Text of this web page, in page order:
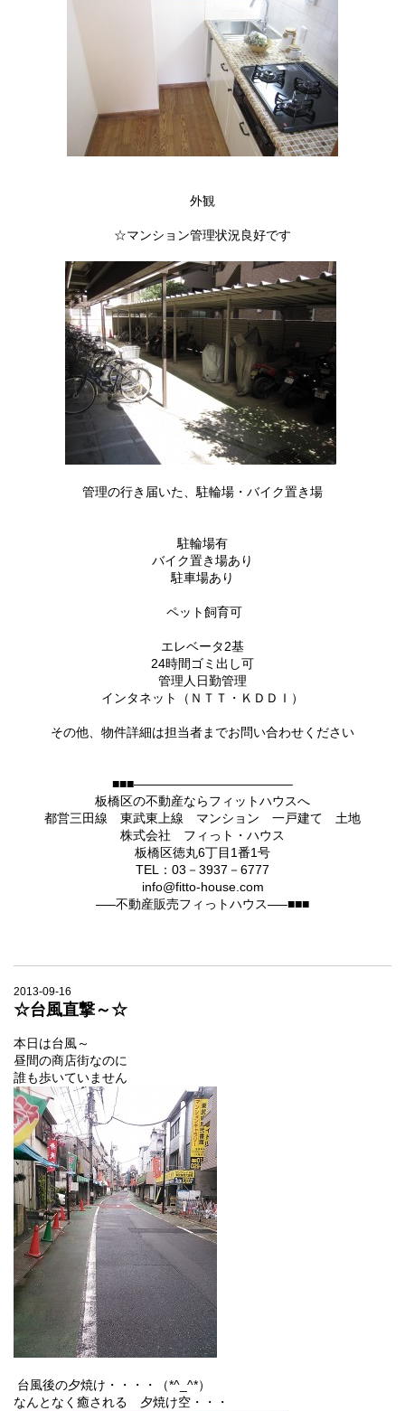
外観
☆マンション管理状況良好です
管理の行き届いた、駐輪場・バイク置き場
駐輪場有
バイク置き場あり
駐車場あり
ペット飼育可
エレベータ2基
24時間ゴミ出し可
管理人日勤管理
インタネット（ＮＴＴ・ＫＤＤＩ）
その他、物件詳細は担当者までお問い合わせください
■■■————————————–
板橋区の不動産ならフィットハウスへ
都営三田線 東武東上線 マンション 一戸建て 土地
株式会社 フィっト・ハウス
板橋区徳丸6丁目1番1号
TEL：03－3937－6777
info@fitto-house.com
—–不動産販売フィっトハウス—–■■■
2013-09-16
☆台風直撃～☆
本日は台風～
昼間の商店街なのに
誰も歩いていません
台風後の夕焼け・・・・（*^_^*）
なんとなく癒される 夕焼け空・・・